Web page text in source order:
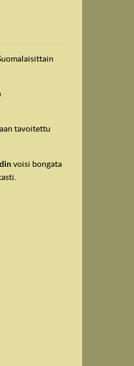
tavoitettu
voisi bongata